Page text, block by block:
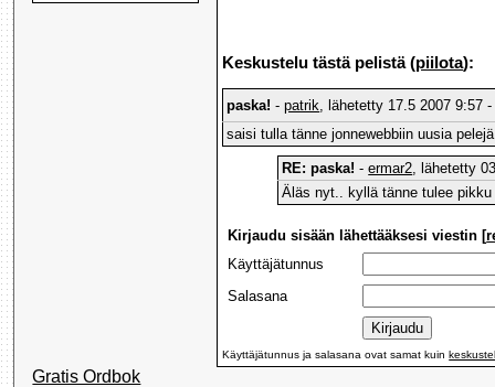
Keskustelu tästä pelistä (piilota):
paska! -patrik, lähetetty 17.5 2007 9:57
saisi tulla tänne jonnewebbiin uusia
RE: paska! -ermar2, lähetetty
Äläs nyt.. kyllä tänne tulee
Kirjaudu sisään lähettääksesi viestin [
Käyttäjätunnus
Salasana
Käyttäjätunnus ja salasana ovat samat kuin
Gratis Ordbok